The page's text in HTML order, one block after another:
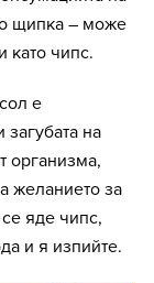
щипка – може
като чипс.
е
загубата на
организма,
желанието за
яде чипс,
и я изпийте.